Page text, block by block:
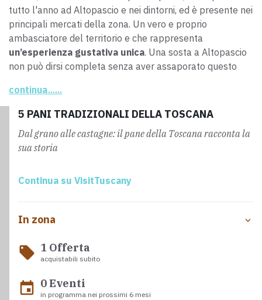
tutto l'anno ad Altopascio e nei dintorni, ed è presente nei
principali mercati della zona. Un vero e proprio
ambasciatore del territorio e che rappresenta
un’esperienza gustativa unica. Una sosta a Altopascio
non può dirsi completa senza aver assaporato questo
continua......
5 PANI TRADIZIONALI DELLA TOSCANA
Dal grano alle castagne: il pane della Toscana racconta la
sua storia
Continua su VisitTuscany
In zona
local_offer 1 Offerta
acquistabili subito
event 0 Eventi
in programma nei prossimi 6 mesi